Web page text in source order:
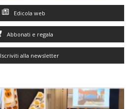
Edicola web
Abbonati e regala
Iscriviti alla newsletter